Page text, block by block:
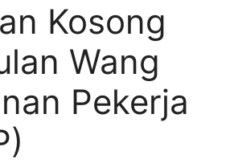
Kosong
Wang
Pekerja